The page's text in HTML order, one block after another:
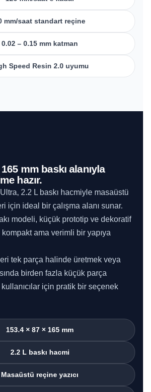
mm/saat standart reçine
0.02 – 0.15 mm katman
Speed Resin 2.0 uyumu
mm baskı alanıyla
hazır.
2.2 L baskı hacmiyle masaüstü
için ideal bir çalışma alanı sunar.
modeli, küçük prototip ve dekoratif
ama verimli bir yapıya
tek parça halinde üretmek veya
birden fazla küçük parça
için pratik bir seçenek
153.4 × 87 × 165 mm
2.2 L baskı hacmi
Masaüstü reçine yazıcı